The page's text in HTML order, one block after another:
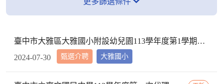
甄選介聘
臺中市大雅區大雅國小附設幼兒園113學年度第1學期【代理教師】招考甄選錄取公告，已足額錄取，不續辦甄選作業。
大雅國小
2024-07-30